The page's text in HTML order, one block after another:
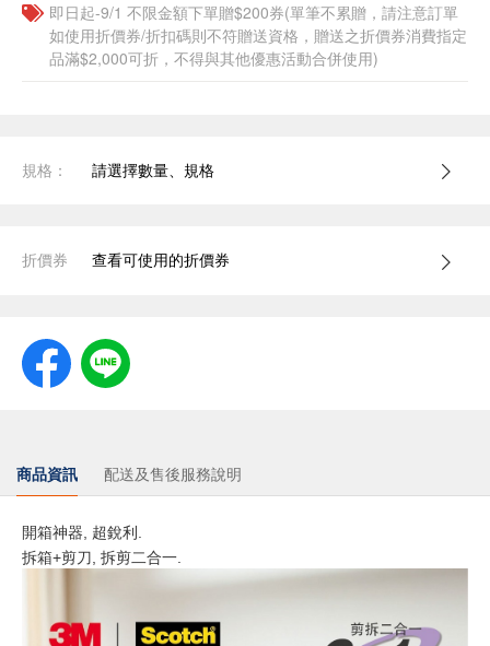
即日起-9/1 不限金額下單贈$200券(單筆不累贈，請注意訂單
如使用折價券/折扣碼則不符贈送資格，贈送之折價券消費指定
品滿$2,000可折，不得與其他優惠活動合併使用)
規格： 請選擇數量、規格
折價券 查看可使用的折價券
商品資訊 配送及售後服務說明
開箱神器, 超銳利.
拆箱+剪刀, 拆剪二合一.